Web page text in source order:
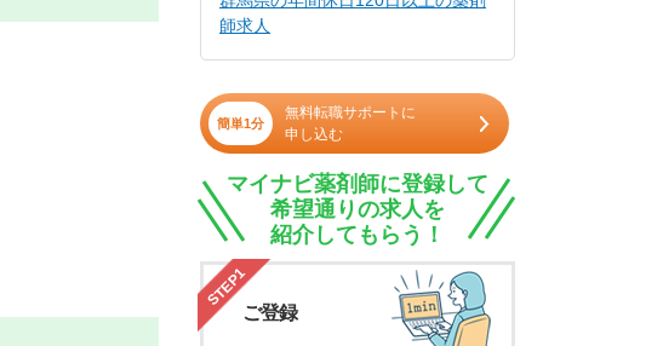
師求人
簡単1分
無料転職サポートに
申し込む
マイナビ薬剤師に登録して
希望通りの求人を
紹介してもらう！
STEP1
ご登録